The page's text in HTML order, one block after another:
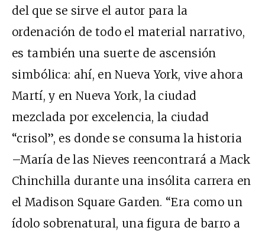
del que se sirve el autor para la
ordenación de todo el material narrativo,
es también una suerte de ascensión
simbólica: ahí, en Nueva York, vive ahora
Martí, y en Nueva York, la ciudad
mezclada por excelencia, la ciudad
“crisol”, es donde se consuma la historia
–María de las Nieves reencontrará a Mack
Chinchilla durante una insólita carrera en
el Madison Square Garden. “Era como un
ídolo sobrenatural, una figura de barro a